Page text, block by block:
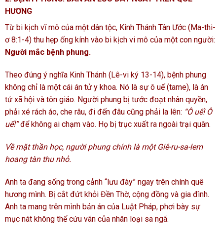
HƯƠNG
Từ bi kịch vĩ mô của một dân tộc, Kinh Thánh Tân Ước (Ma-thi-
ơ 8:1-4) thu hẹp ống kính vào bi kịch vi mô của một con người:
Người mắc bệnh phung.
Theo đúng ý nghĩa Kinh Thánh (Lê-vi ký 13-14), bệnh phung
không chỉ là một cái án tử y khoa. Nó là sự ô uế (tame), là án
tử xã hội và tôn giáo. Người phung bị tước đoạt nhân quyền,
phải xé rách áo, che râu, đi đến đâu cũng phải la lên: “Ô uế! Ô
uế!”để không ai chạm vào. Họ bị trục xuất ra ngoài trại quân.
Về mặt thần học, người phung chính là một Giê-ru-sa-lem
hoang tàn thu nhỏ.
Anh ta đang sống trong cảnh “lưu đày” ngay trên chính quê
hương mình. Bị cắt đứt khỏi Đền Thờ, cộng đồng và gia đình.
Anh ta mang trên mình bản án của Luật Pháp, phơi bày sự
mục nát không thể cứu vãn của nhân loại sa ngã.